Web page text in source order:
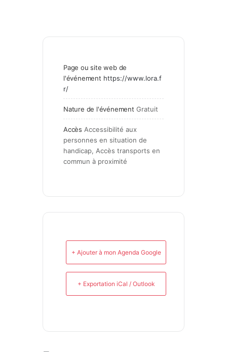
Page ou site web de
l'événement https://www.lora.f
r/
Nature de l'événement Gratuit
Accès Accessibilité aux
personnes en situation de
handicap, Accès transports en
commun à proximité
+ Ajouter à mon Agenda Google
+ Exportation iCal / Outlook